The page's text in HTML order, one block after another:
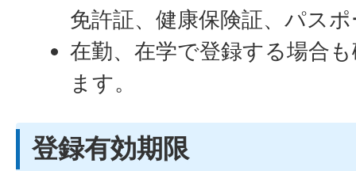
免許証、健康保険証、パス
在勤、在学で登録する場合
ます。
登録有効期限